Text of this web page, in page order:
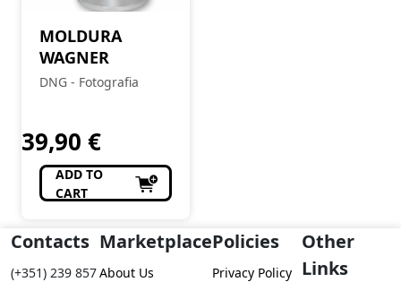
MOLDURA
WAGNER
DNG - Fotografia
39,90 €
ADD TO
CART
Contacts
(+351) 239 857
Marketplace
About Us
Policies
Privacy Policy
Other
Links